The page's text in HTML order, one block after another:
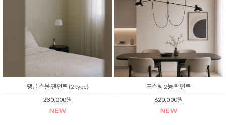
댕글 스몰 팬던트 (2 type)
230,000원
포스팅 2등 팬던트
620,000원